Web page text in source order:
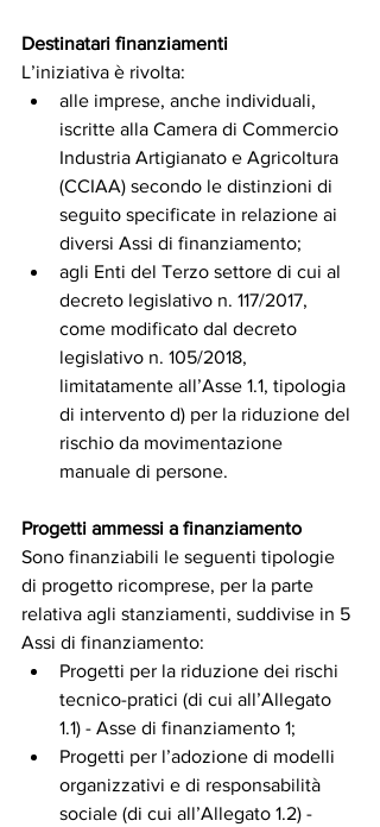
Destinatari finanziamenti
L’iniziativa è rivolta:
alle imprese, anche individuali,
iscritte alla Camera di Commercio
Industria Artigianato e Agricoltura
(CCIAA) secondo le distinzioni di
seguito specificate in relazione ai
diversi Assi di finanziamento;
agli Enti del Terzo settore di cui al
decreto legislativo n. 117/2017,
come modificato dal decreto
legislativo n. 105/2018,
limitatamente all’Asse 1.1, tipologia
di intervento d) per la riduzione del
rischio da movimentazione
manuale di persone.
Progetti ammessi a finanziamento
Sono finanziabili le seguenti tipologie
di progetto ricomprese, per la parte
relativa agli stanziamenti, suddivise in 5
Assi di finanziamento:
Progetti per la riduzione dei rischi
tecnico-pratici (di cui all’Allegato
1.1) - Asse di finanziamento 1;
Progetti per l’adozione di modelli
organizzativi e di responsabilità
sociale (di cui all’Allegato 1.2) -